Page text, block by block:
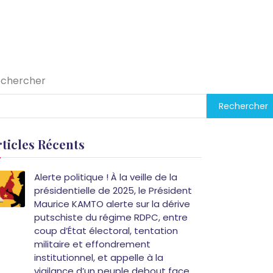
Rechercher
Récents
Alerte politique ! À la veille de la
présidentielle de 2025, le Président
Maurice KAMTO alerte sur la dérive
putschiste du régime RDPC, entre
coup d’État électoral, tentation
militaire et effondrement
institutionnel, et appelle à la